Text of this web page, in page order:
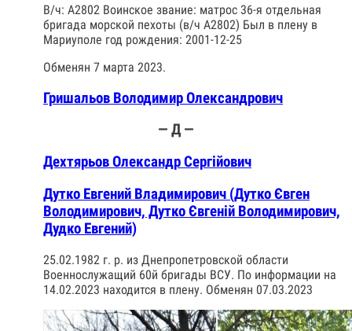
В/ч: А2802 Воинское звание: матрос 36-я отдельная
бригада морской пехоты (в/ч А2802) Был в плену в
Мариуполе год рождения: 2001-12-25
Обменян 7 марта 2023.
Гришальов Володимир Олександрович
— Д —
Дехтярьов Олександр Сергійович
Дутко Евгений Владимирович (Дутко Євген
Володимирович, Дутко Євгеній Володимирович,
Дудко Евгений)
25.02.1982 г. р. из Днепропетровской области
Военнослужащий 60й бригады ВСУ. По информации на
14.02.2023 находится в плену. Обменян 07.03.2023